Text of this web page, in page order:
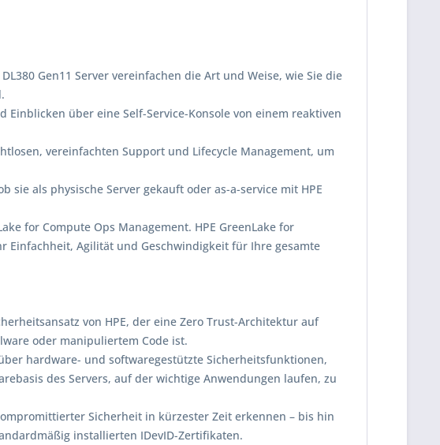
Gen11 Server vereinfachen die Art und Weise, wie Sie die
über eine Self-Service-Konsole von einem reaktiven
vereinfachten Support und Lifecycle Management, um
sie als physische Server gekauft oder as-a-service mit HPE
for Compute Ops Management. HPE GreenLake for
Einfachheit, Agilität und Geschwindigkeit für Ihre gesamte
von HPE, der eine Zero Trust-Architektur auf
oder manipuliertem Code ist.
hardware- und softwaregestützte Sicherheitsfunktionen,
des Servers, auf der wichtige Anwendungen laufen, zu
Sicherheit in kürzester Zeit erkennen – bis hin
installierten IDevID-Zertifikaten.